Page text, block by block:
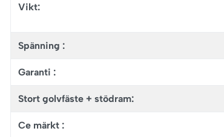
Vikt:
Spänning :
Garanti :
Stort golvfäste + stödram:
Ce märkt :